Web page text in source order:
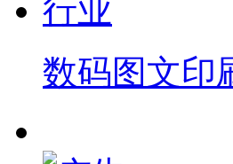
数码图文印